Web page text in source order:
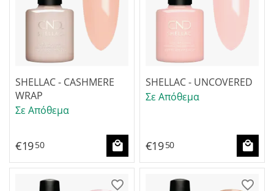
SHELLAC - CASHMERE
WRAP
Σε Απόθεμα
€1950
SHELLAC - UNCOVERED
Σε Απόθεμα
€1950